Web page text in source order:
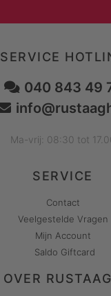
SERVICE
040 843 49
Ma-vrij: 08:30 tot
SERVICE
Contact
Veelgestelde Vragen
Mijn Account
Saldo Giftcard
OVER